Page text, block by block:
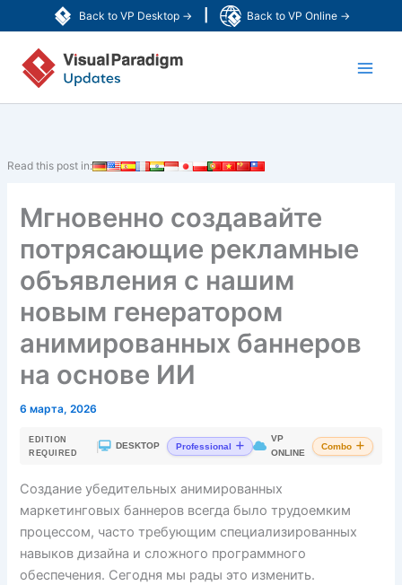
Back to VP Desktop → Back to VP Online →
к
содержимому
Read this post in:
Мгновенно создавайте
потрясающие рекламные
объявления с нашим
новым генератором
анимированных баннеров
на основе ИИ
6 марта, 2026
EDITION
REQUIRED
DESKTOP Professional
VP
ONLINE
Combo
Создание убедительных анимированных
маркетинговых баннеров всегда было трудоемким
процессом, часто требующим специализированных
навыков дизайна и сложного программного
обеспечения. Сегодня мы рады это изменить.